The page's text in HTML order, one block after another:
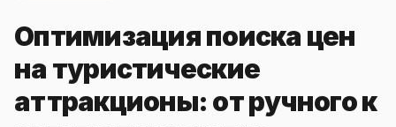
Оптимизация поиска цен
на туристические
аттракционы: от ручного к